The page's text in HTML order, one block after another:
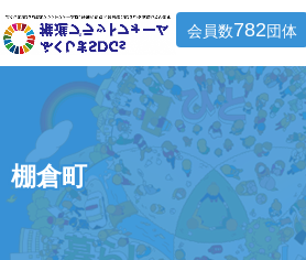
会員数782団体
棚倉町